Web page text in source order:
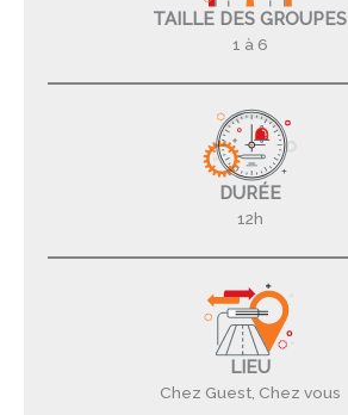
TAILLE DES GROUPES
1 à 6
DURÉE
12h
LIEU
Chez Guest, Chez vous